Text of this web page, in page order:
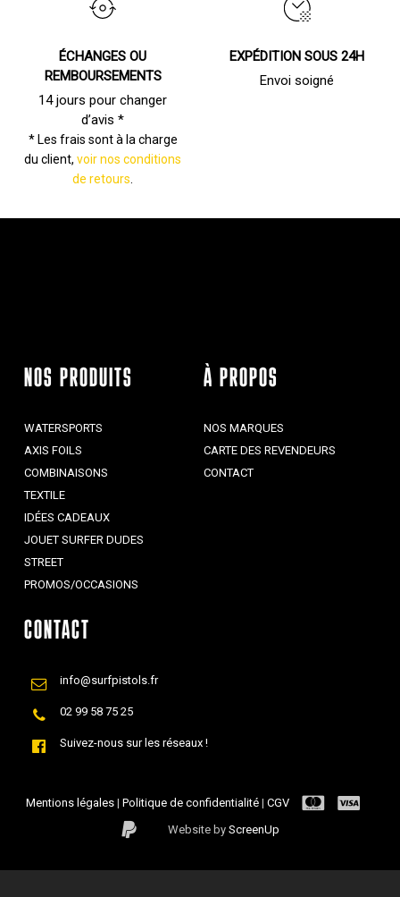
ÉCHANGES OU
REMBOURSEMENTS
14 jours pour changer
d’avis *
* Les frais sont à la charge
du client,voir nos conditions
de retours.
EXPÉDITION SOUS 24H
Envoi soigné
NOS PRODUITS
WATERSPORTS
AXIS FOILS
COMBINAISONS
TEXTILE
IDÉES CADEAUX
JOUET SURFER DUDES
STREET
PROMOS/OCCASIONS
À PROPOS
NOS MARQUES
CARTE DES REVENDEURS
CONTACT
CONTACT
info@surfpistols.fr
02 99 58 75 25
Suivez-nous sur les réseaux !
Mentions légales|Politique de confidentialité|CGV
Website byScreenUp